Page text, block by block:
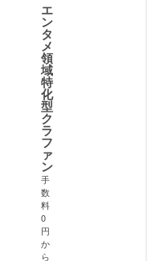
エ
ン
タ
メ
領
域
特
化
型
ク
ラ
フ
ァ
ン
手
数
料
0
円
か
ら